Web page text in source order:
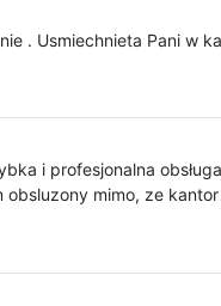
. Usmiechnieta Pani w
i profesjonalna
obsluzony mimo, ze